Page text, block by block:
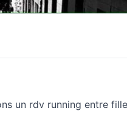
un rdv running entre